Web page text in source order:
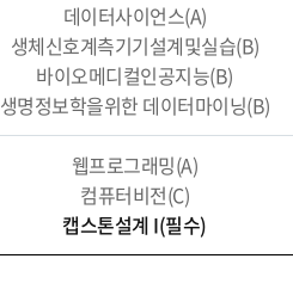
데이터사이언스(A)
생체신호계측기기설계및실습(B)
바이오메디컬인공지능(B)
생명정보학을위한 데이터마이닝(B)
웹프로그래밍(A)
컴퓨터비전(C)
캡스톤설계 I(필수)